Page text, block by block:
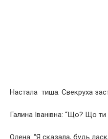
Настала тиша. Свекруха
Галина Іванівна: “Що? Що ти
Олена: “Я сказала, будь